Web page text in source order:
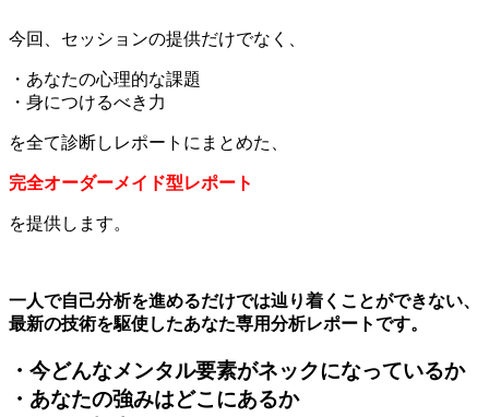
今回、セッションの提供だけでなく、
・あなたの心理的な課題
・身につけるべき力
を全て診断しレポートにまとめた、
完全オーダーメイド型レポート
を提供します。
一人で自己分析を進めるだけでは辿り着くことができない、
最新の技術を駆使したあなた専用分析レポートです。
・今どんなメンタル要素がネックになっているか
・あなたの強みはどこにあるか